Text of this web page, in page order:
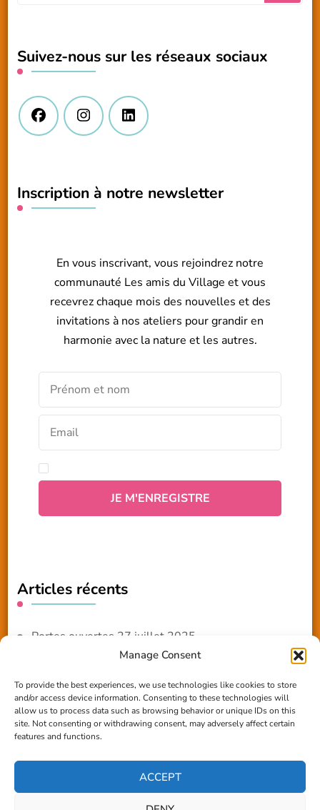
Manage Consent
To provide the best experiences, we use technologies like cookies to store
and/or access device information. Consenting to these technologies will
allow us to process data such as browsing behavior or unique IDs on this
site. Not consenting or withdrawing consent, may adversely affect certain
features and functions.
ACCEPT
?
Suivez-nous sur les réseaux sociaux
Inscription à notre newsletter
En vous inscrivant, vous rejoindrez notre
communauté Les amis du Village et vous
recevrez chaque mois des nouvelles et des
invitations à nos ateliers pour grandir en
harmonie avec la nature et les autres.
Articles récents
Portes ouvertes 27 juillet 2025
Reportage TV Com
Construction en terre-paille
Chantier Participatif Terre Paille 6/7/24